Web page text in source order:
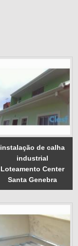
instalação de calha
industrial
Loteamento Center
Santa Genebra